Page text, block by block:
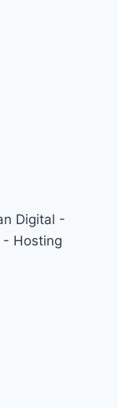
Digital -
- Hosting